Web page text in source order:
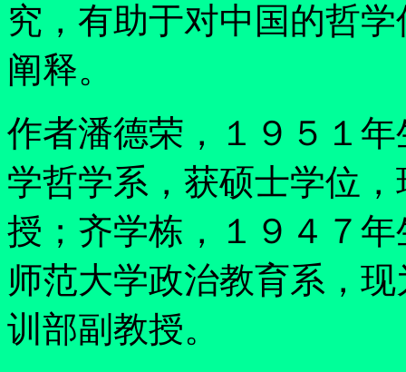
究，有助于对中国的哲
阐释。
作者潘德荣，１９５１
学哲学系，获硕士学位
授；齐学栋，１９４７
师范大学政治教育系，
训部副教授。